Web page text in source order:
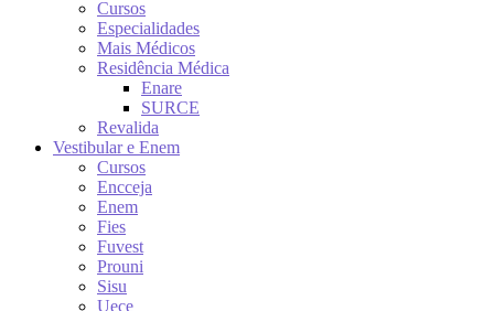
Cursos
Especialidades
Mais Médicos
Residência Médica
Enare
SURCE
Revalida
Vestibular e Enem
Cursos
Encceja
Enem
Fies
Fuvest
Prouni
Sisu
Uece